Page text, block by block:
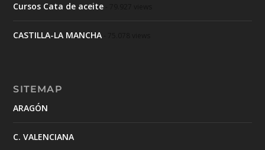
Cursos Cata de aceite
CASTILLA-LA MANCHA
SITEMAP
ARAGÓN
C. VALENCIANA